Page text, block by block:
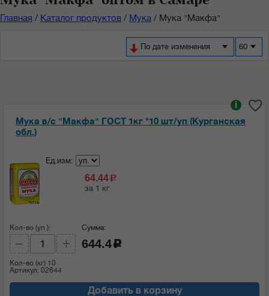
Главная / Каталог продуктов / Мука / Мука "Макфа"
60
По дате изменения
Мука в/с "Макфа" ГОСТ 1кг *10 шт/уп (Курганская
обл.)
i
Ед.изм:
64.44c
за 1 кг
Кол-во (уп.):
Кол-во (кг) 10
Артикул: 02644
Сумма:
644.4 c
Добавить в корзину